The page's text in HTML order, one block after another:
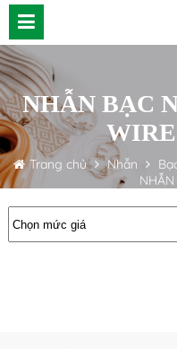
NHẪN BẠC
Trang chủ Nhẫn